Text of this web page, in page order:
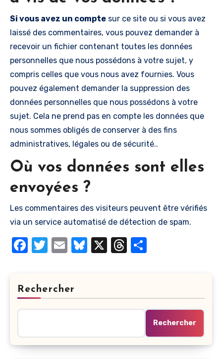
Si vous avez un compte sur ce site ou si vous avez
laissé des commentaires, vous pouvez demander à
recevoir un fichier contenant toutes les données
personnelles que nous possédons à votre sujet, y
compris celles que vous nous avez fournies. Vous
pouvez également demander la suppression des
données personnelles que nous possédons à votre
sujet. Cela ne prend pas en compte les données que
nous sommes obligés de conserver à des fins
administratives, légales ou de sécurité..
Où vos données sont elles
envoyées ?
Les commentaires des visiteurs peuvent être vérifiés
via un service automatisé de détection de spam.
Facebook
Twitter
EmailBluesky
X Threads
Rechercher
Rechercher